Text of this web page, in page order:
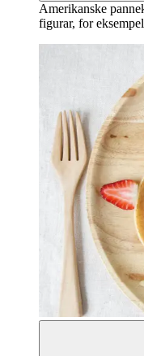
Amerikanske
figurar, for